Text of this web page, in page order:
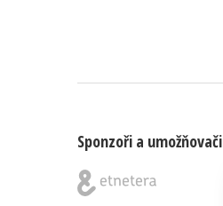
Sponzoři a umožňovači